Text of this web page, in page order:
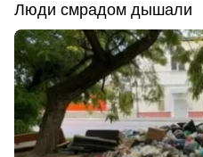
Люди смрадом дышали